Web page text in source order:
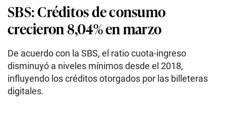
SBS: Créditos de consumo
crecieron 8,04% en marzo
De acuerdo con la SBS, el ratio cuota-ingreso
disminuyó a niveles mínimos desde el 2018,
influyendo los créditos otorgados por las billeteras
digitales.